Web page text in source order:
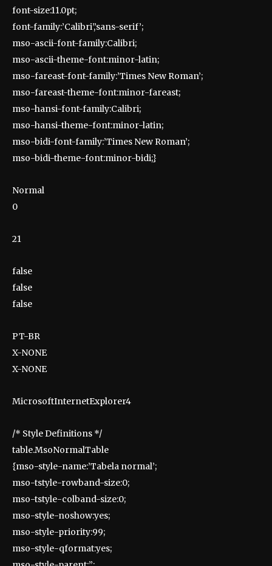
font-size:11.0pt;
font-family:’Calibri’,’sans-serif’;
mso-ascii-font-family:Calibri;
mso-ascii-theme-font:minor-latin;
mso-fareast-font-family:’Times New Roman’;
mso-fareast-theme-font:minor-fareast;
mso-hansi-font-family:Calibri;
mso-hansi-theme-font:minor-latin;
mso-bidi-font-family:’Times New Roman’;
mso-bidi-theme-font:minor-bidi;}
Normal
0
21
false
false
false
PT-BR
X-NONE
X-NONE
MicrosoftInternetExplorer4
/* Style Definitions */
table.MsoNormalTable
{mso-style-name:’Tabela normal’;
mso-tstyle-rowband-size:0;
mso-tstyle-colband-size:0;
mso-style-noshow:yes;
mso-style-priority:99;
mso-style-qformat:yes;